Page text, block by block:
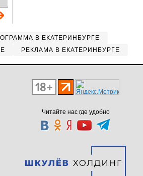
В ЕКАТЕРИНБУРГЕ
РЕКЛАМА В ЕКАТЕРИНБУРГЕ
Читайте нас где удобно